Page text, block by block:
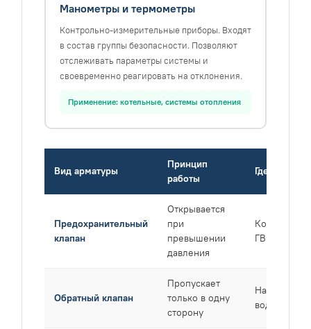
Манометры и термометры
Контрольно-измерительные приборы. Входят
в состав группы безопасности. Позволяют
отслеживать параметры системы и
своевременно реагировать на отклонения.
Применение: котельные, системы отопления
Вид арматуры
Принцип
работы
Где
Предохранительный
клапан
Открывается
при
превышении
давления
Котёл,
ГВС
Обратный клапан
Пропускает
только в одну
сторону
Насосы,